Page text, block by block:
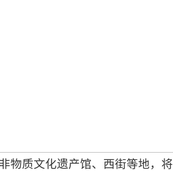
物质文化遗产馆、西街等地，将